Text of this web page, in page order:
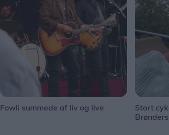
Fowli summede af liv og live
Stort